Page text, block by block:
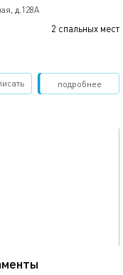
д.128А
2 спальных мест
подробнее
Забронировать